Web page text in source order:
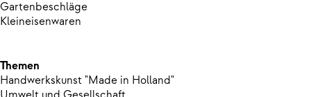
Gartenbeschläge
Kleineisenwaren
Themen
Handwerkskunst "Made in Holland"